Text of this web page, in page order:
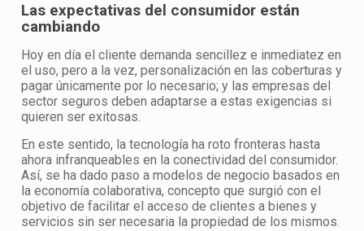
Las expectativas del consumidor están
cambiando
Hoy en día el cliente demanda sencillez e inmediatez en
el uso, pero a la vez, personalización en las coberturas y
pagar únicamente por lo necesario; y las empresas del
sector seguros deben adaptarse a estas exigencias si
quieren ser exitosas.
En este sentido, la tecnología ha roto fronteras hasta
ahora infranqueables en la conectividad del consumidor.
Así, se ha dado paso a modelos de negocio basados en
la economía colaborativa, concepto que surgió con el
objetivo de facilitar el acceso de clientes a bienes y
servicios sin ser necesaria la propiedad de los mismos.